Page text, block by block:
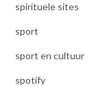
spirituele sites
sport
sport en cultuur
spotify